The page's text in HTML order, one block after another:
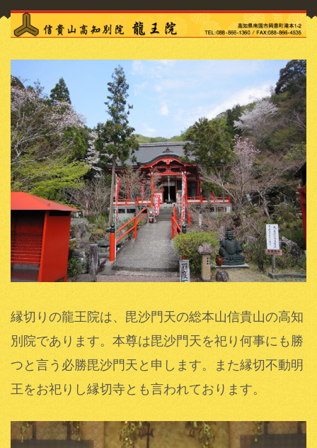
縁切りの龍王院は、 毘沙門天の総本山信貴山の高知
別院であります。本尊は毘沙門天を祀り何事にも勝
つと言う必勝毘沙門天と申します。また縁切不動明
王をお祀りし縁切寺とも言われております。